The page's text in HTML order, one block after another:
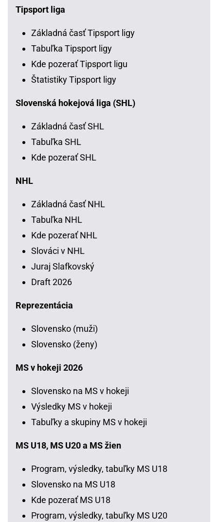
Tipsport liga
Základná časť Tipsport ligy
Tabuľka Tipsport ligy
Kde pozerať Tipsport ligu
Štatistiky Tipsport ligy
Slovenská hokejová liga (SHL)
Základná časť SHL
Tabuľka SHL
Kde pozerať SHL
NHL
Základná časť NHL
Tabuľka NHL
Kde pozerať NHL
Slováci v NHL
Juraj Slafkovský
Draft 2026
Reprezentácia
Slovensko (muži)
Slovensko (ženy)
MS v hokeji 2026
Slovensko na MS v hokeji
Výsledky MS v hokeji
Tabuľky a skupiny MS v hokeji
MS U18, MS U20 a MS žien
Program, výsledky, tabuľky MS U18
Slovensko na MS U18
Kde pozerať MS U18
Program, výsledky, tabuľky MS U20